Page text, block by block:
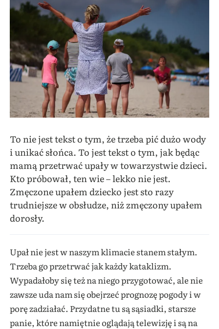
To nie jest tekst o tym, że trzeba pić dużo wody
i unikać słońca. To jest tekst o tym, jak będąc
mamą przetrwać upały w towarzystwie dzieci.
Kto próbował, ten wie – lekko nie jest.
Zmęczone upałem dziecko jest sto razy
trudniejsze w obsłudze, niż zmęczony upałem
dorosły.
Upał nie jest w naszym klimacie stanem stałym.
Trzeba go przetrwać jak każdy kataklizm.
Wypadałoby się też na niego przygotować, ale nie
zawsze uda nam się obejrzeć prognozę pogody i w
porę zadziałać. Przydatne tu są sąsiadki, starsze
panie, które namiętnie oglądają telewizję i są na